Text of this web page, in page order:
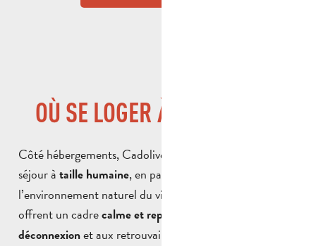
OÙ SE LOGER À CADOLIVE ?
Côté hébergements, Cadolive propose des solutions de
séjour àtaille humaine, en parfaite harmonie avec
l’environnement naturel du village. Les meublés et gîtes
offrent un cadrecalme et reposant
déconnexionet aux retrouvailles. Séjourner à Cadolive,